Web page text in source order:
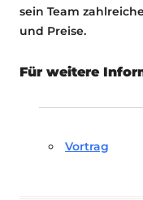
sein Team
und Preise.
Für weitere
Vortrag